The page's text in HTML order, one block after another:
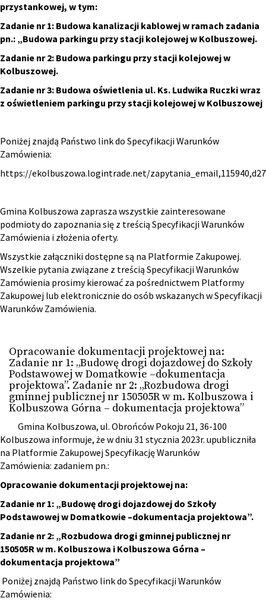
przystankowej, w tym:
Zadanie nr 1: Budowa kanalizacji kablowej w ramach zadania
pn.: „Budowa parkingu przy stacji kolejowej w Kolbuszowej.
Zadanie nr 2: Budowa parkingu przy stacji kolejowej w
Kolbuszowej.
Zadanie nr 3: Budowa oświetlenia ul. Ks. Ludwika Ruczki wraz
z oświetleniem parkingu przy stacji kolejowej w Kolbuszowej
Poniżej znajdą Państwo link do Specyfikacji Warunków
Zamówienia:
https://ekolbuszowa.logintrade.net/
Gmina Kolbuszowa zaprasza wszystkie zainteresowane
podmioty do zapoznania się z treścią Specyfikacji Warunków
Zamówienia i złożenia oferty.
Wszystkie załączniki dostępne są na Platformie Zakupowej.
Wszelkie pytania związane z treścią Specyfikacji Warunków
Zamówienia prosimy kierować za pośrednictwem Platformy
Zakupowej lub elektronicznie do osób wskazanych w Specyfikacji
Warunków Zamówienia.
Opracowanie dokumentacji projektowej na:
Zadanie nr 1: „Budowę drogi dojazdowej do Szkoły
Podstawowej w Domatkowie –dokumentacja
projektowa”. Zadanie nr 2: „Rozbudowa drogi
gminnej publicznej nr 150505R w m. Kolbuszowa i
Kolbuszowa Górna – dokumentacja projektowa”
Gmina Kolbuszowa, ul. Obrońców Pokoju 21, 36-100
Kolbuszowa informuje, że w dniu 31 stycznia 2023r. upubliczniła
na Platformie Zakupowej Specyfikację Warunków
Zamówienia: zadaniem pn.:
Opracowanie dokumentacji projektowej na:
Zadanie nr 1: „Budowę drogi dojazdowej do Szkoły
Podstawowej w Domatkowie –dokumentacja projektowa”.
Zadanie nr 2: „Rozbudowa drogi gminnej publicznej nr
150505R w m. Kolbuszowa i Kolbuszowa Górna –
dokumentacja projektowa”
Poniżej znajdą Państwo link do Specyfikacji Warunków
Zamówienia: